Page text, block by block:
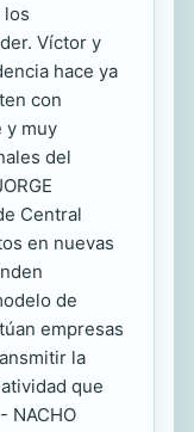
los
Víctor y
hace ya
con
y muy
del
Central
en nuevas
de
empresas
la
que
NACHO